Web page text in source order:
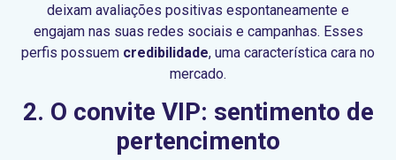
deixam avaliações positivas espontaneamente e
engajam nas suas redes sociais e campanhas. Esses
perfis possuem credibilidade, uma característica cara no
mercado.
2. O convite VIP: sentimento de
pertencimento